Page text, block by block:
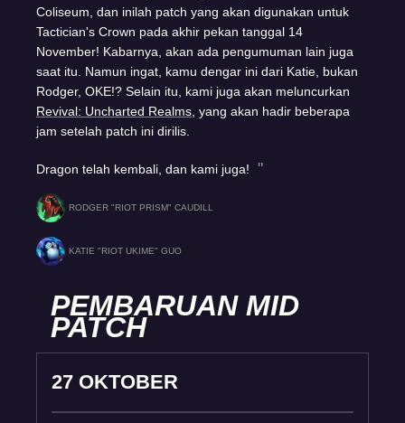
Coliseum, dan inilah patch yang akan digunakan untuk
Tactician's Crown pada akhir pekan tanggal 14
November! Kabarnya, akan ada pengumuman lain juga
saat itu. Namun ingat, kamu dengar ini dari Katie, bukan
Rodger, OKE!? Selain itu, kami juga akan meluncurkan
Revival: Uncharted Realms , yang akan hadir beberapa
jam setelah patch ini dirilis.
Dragon telah kembali, dan kami juga!
RODGER "RIOT PRISM" CAUDILL
KATIE "RIOT UKIME" GUO
PEMBARUAN MID
PATCH
27 OKTOBER